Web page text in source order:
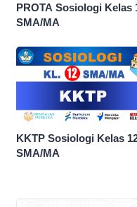
PROTA Sosiologi Kelas
SMA/MA
KKTP Sosiologi Kelas
SMA/MA